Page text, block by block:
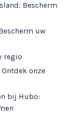
Bescherm
uw
regio
onze
bij Hubo: